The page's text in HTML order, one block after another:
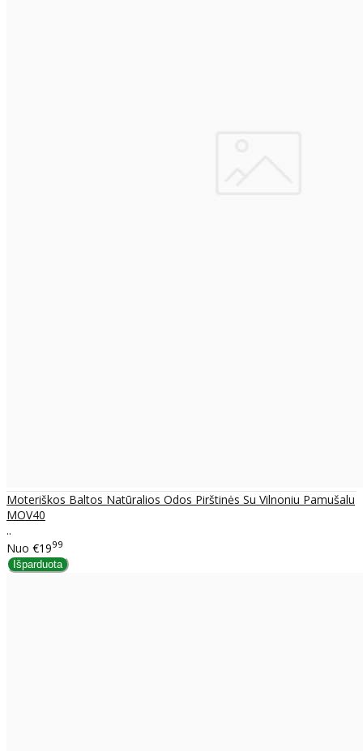
Moteriškos Baltos Natūralios Odos Pirštinės Su Vilnoniu Pamušalu
MOV40
..
Nuo €1999